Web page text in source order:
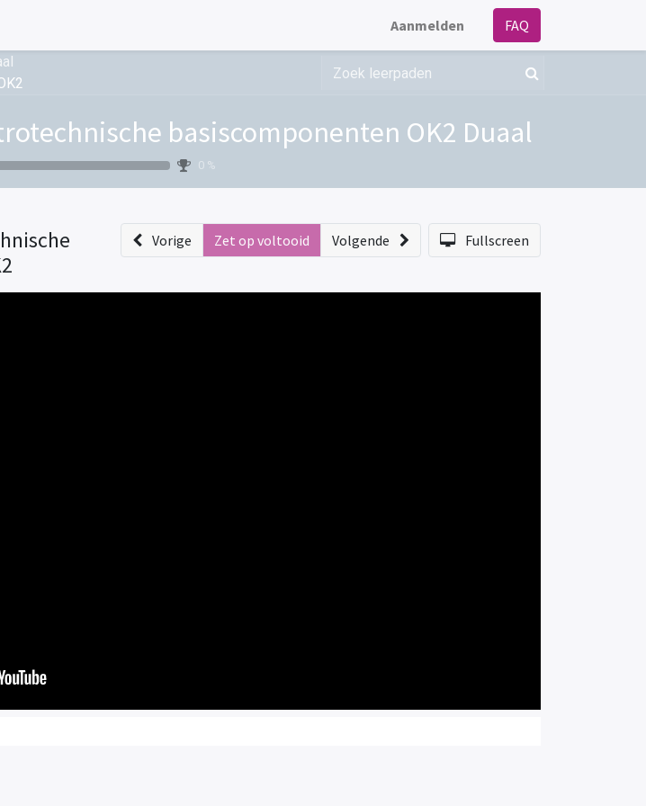
Aanmelden FAQ
basiscomponenten OK2 Duaal
0 %
Vorige Zet op voltooid Volgende Fullscreen